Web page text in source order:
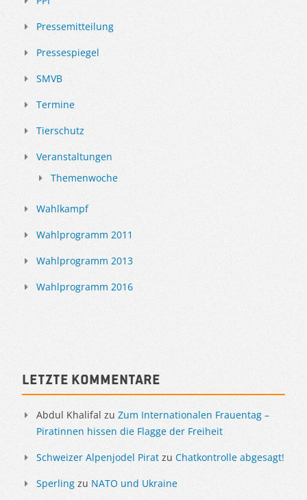
Pressemitteilung
Pressespiegel
SMVB
Termine
Tierschutz
Veranstaltungen
Themenwoche
Wahlkampf
Wahlprogramm 2011
Wahlprogramm 2013
Wahlprogramm 2016
Letzte Kommentare
Abdul Khalifal zu Zum Internationalen Frauentag –
Piratinnen hissen die Flagge der Freiheit
Schweizer Alpenjodel Pirat zu Chatkontrolle abgesagt!
Sperling zu NATO und Ukraine